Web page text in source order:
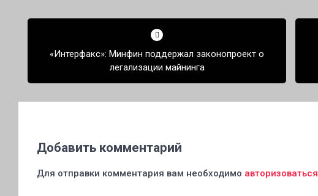
Навигация
записям«Интерфакс»: Минфин поддержал законопроект о
легализации майнинга
Добавить комментарий
Для отправки комментария вам необходимо авторизоваться